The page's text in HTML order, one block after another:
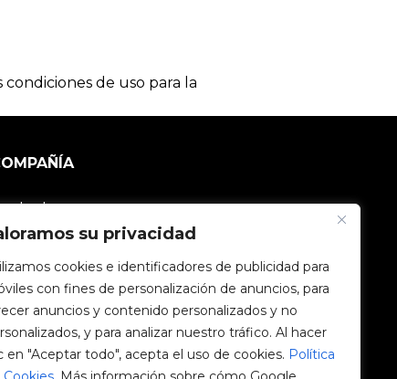
su privacidad
cookies e identificadores de publicidad para
con fines de personalización de anuncios, para
anuncios y contenido personalizados y no
y para analizar nuestro tráfico. Al hacer
en "Aceptar todo", acepta el uso de cookies. Política
de uso para la
con nosotros
Chargers